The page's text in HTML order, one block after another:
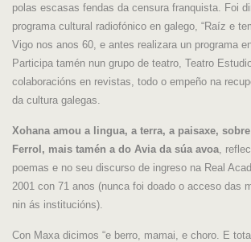
polas escasas fendas da censura franquista. Foi
programa cultural radiofónico en galego, “Raíz e
Vigo nos anos 60, e antes realizara un programa
Participa tamén nun grupo de teatro, Teatro
colaboracións en revistas, todo o empeño na
da cultura galegas.
Xohana amou a lingua, a terra, a paisaxe,
Ferrol, mais tamén a do Avia da súa avoa ,
poemas e no seu discurso de ingreso na Real
2001 con 71 anos (nunca foi doado o acceso das
nin ás institucións).
Con Maxa dicimos “e berro, mamai, e choro. E